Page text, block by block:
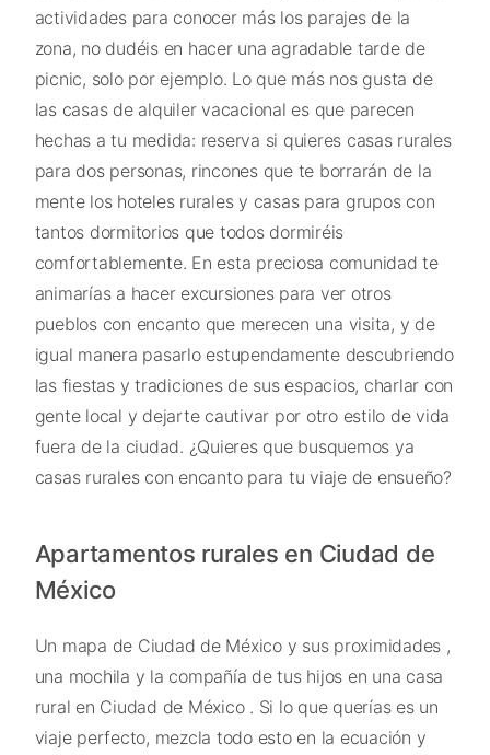
actividades para conocer más los parajes de la
zona, no dudéis en hacer una agradable tarde de
picnic, solo por ejemplo. Lo que más nos gusta de
las casas de alquiler vacacional es que parecen
hechas a tu medida: reserva si quieres casas rurales
para dos personas, rincones que te borrarán de la
mente los hoteles rurales y casas para grupos con
tantos dormitorios que todos dormiréis
comfortablemente. En esta preciosa comunidad te
animarías a hacer excursiones para ver otros
pueblos con encanto que merecen una visita, y de
igual manera pasarlo estupendamente descubriendo
las fiestas y tradiciones de sus espacios, charlar con
gente local y dejarte cautivar por otro estilo de vida
fuera de la ciudad. ¿Quieres que busquemos ya
casas rurales con encanto para tu viaje de ensueño?
Apartamentos rurales en Ciudad de
México
Un mapa de Ciudad de México y sus proximidades ,
una mochila y la compañía de tus hijos en una casa
rural en Ciudad de México . Si lo que querías es un
viaje perfecto, mezcla todo esto en la ecuación y